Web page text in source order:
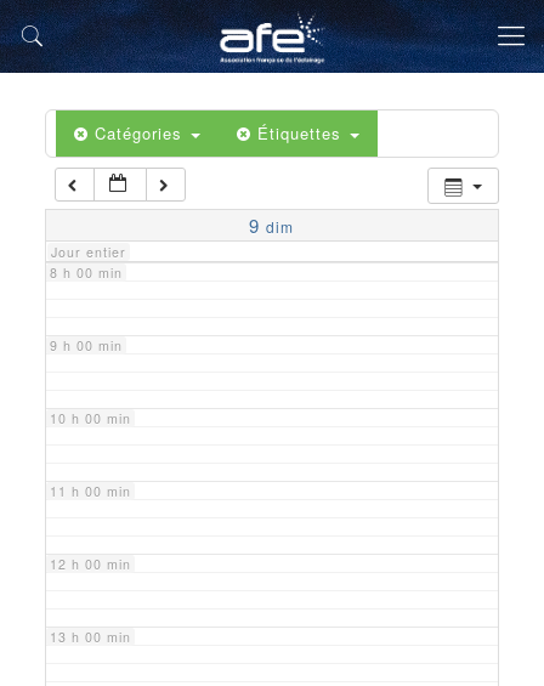
Catégories Étiquettes
9 dim
Jour entier
5 h 00 min
6 h 00 min
7 h 00 min
8 h 00 min
9 h 00 min
10 h 00 min
11 h 00 min
12 h 00 min
13 h 00 min